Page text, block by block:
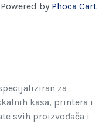
Powered by Phoca Cart
za
kasa, printera i
svih proizvođača i